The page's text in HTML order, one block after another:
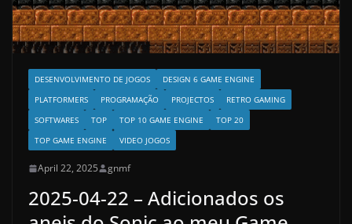
DESENVOLVIMENTO DE JOGOS
DESIGN 6 GAME ENGINE
PLATFORMERS
PROGRAMAÇÃO PROJECTOS
RETRO GAMING
SOFTWARES
TOP TOP 10 GAME ENGINE
TOP 20
TOP GAME ENGINE
VIDEO JOGOS
April 22, 2025 gnmf
2025-04-22 – Adicionados os